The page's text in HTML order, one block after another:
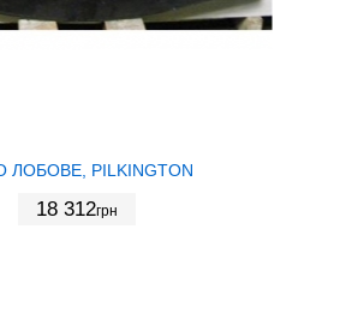
ЛОБОВЕ, PILKINGTON
18 312грн